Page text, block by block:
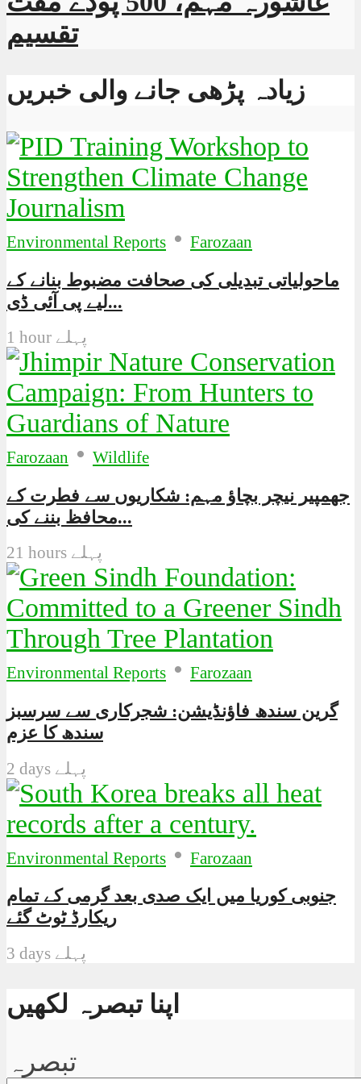
تقسیم
زیادہ پڑھی جانے والی خبریں
Environmental Reports • Farozaan
ماحولیاتی تبدیلی کی صحافت مضبوط بنانے کے
لیے پی آئی ڈی...
1 hour پہلے
Farozaan • Wildlife
جھمپیر نیچر بچاؤ مہم: شکاریوں سے فطرت کے
محافظ بننے کی...
21 hours پہلے
Environmental Reports • Farozaan
گرین سندھ فاؤنڈیشن: شجرکاری سے سرسبز
سندھ کا عزم
2 days پہلے
Environmental Reports • Farozaan
جنوبی کوریا میں ایک صدی بعد گرمی کے تمام
ریکارڈ ٹوٹ گئے
3 days پہلے
اپنا تبصرہ لکھیں
تبصرہ